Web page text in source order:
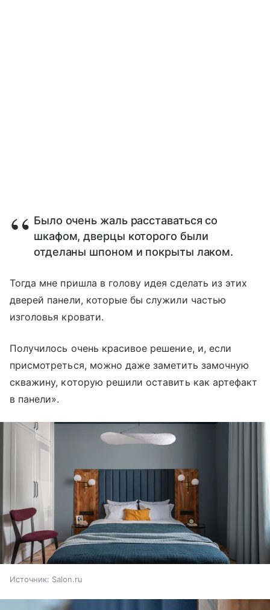
Было очень жаль расставаться со
шкафом, дверцы которого были
отделаны шпоном и покрыты лаком.
Тогда мне пришла в голову идея сделать из этих
дверей панели, которые бы служили частью
изголовья кровати.
Получилось очень красивое решение, и, если
присмотреться, можно даже заметить замочную
скважину, которую решили оставить как артефакт
в панели».
Источник: Salon.ru